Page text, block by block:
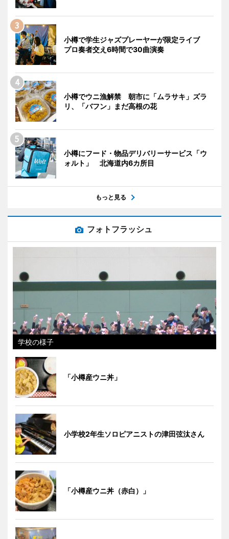
小樽で学生ジャズプレーヤーが限定ライブ
プロ奏者交え6時間で30曲演奏
小樽でウニ漁解禁 朝市に「ムラサキ」ズラ
リ、「バフン」まだ高根の花
小樽にフード・物品デリバリーサービス「ウ
ォルト」 北海道内6カ所目
もっと見る
フォトフラッシュ
学校の様子
「小樽産ウニ丼」
小学校2年生ソロピアニストの津田弦汰さん
「小樽産ウニ丼（赤白）」